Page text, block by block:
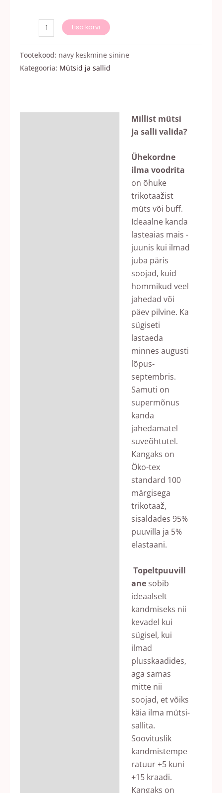
Lisa korvi
Tootekood: navy keskmine sinine
Kategooria: Mütsid ja sallid
Millist mütsi
ja salli valida?
Ühekordne
ilma voodrita
on õhuke
trikotaažist
müts või buff.
Ideaalne kanda
lasteaias mais -
juunis kui ilmad
juba päris
soojad, kuid
hommikud veel
jahedad või
päev pilvine. Ka
sügiseti
lastaeda
minnes augusti
lõpus-
septembris.
Samuti on
supermõnus
kanda
jahedamatel
suveõhtutel.
Kangaks on
Öko-tex
standard 100
märgisega
trikotaaž,
sisaldades 95%
puuvilla ja 5%
elastaani.
Topeltpuuvill
ane sobib
ideaalselt
kandmiseks nii
kevadel kui
sügisel, kui
ilmad
plusskaadides,
aga samas
mitte nii
soojad, et võiks
käia ilma mütsi-
sallita.
Soovituslik
kandmistempe
ratuur +5 kuni
+15 kraadi.
Kangaks on